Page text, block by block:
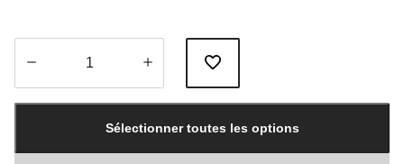
jour
Sélectionner toutes les options